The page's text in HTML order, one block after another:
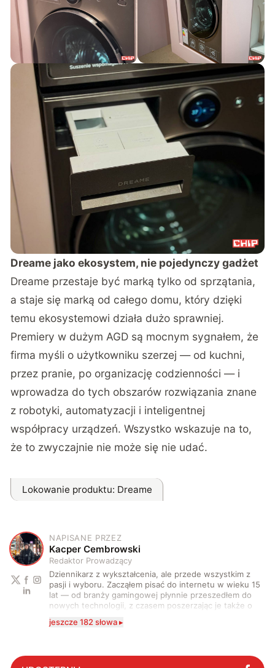
Dreame jako ekosystem, nie pojedynczy gadżet
Dreame przestaje być marką tylko od sprzątania,
a staje się marką od całego domu, który dzięki
temu ekosystemowi działa dużo sprawniej.
Premiery w dużym AGD są mocnym sygnałem, że
firma myśli o użytkowniku szerzej — od kuchni,
przez pranie, po organizację codzienności — i
wprowadza do tych obszarów rozwiązania znane
z robotyki, automatyzacji i inteligentnej
współpracy urządzeń. Wszystko wskazuje na to,
że to zwyczajnie nie może się nie udać.
Lokowanie produktu: Dreame
K
NAPISANE PRZEZ
Kacper Cembrowski
Redaktor Prowadzący
Dziennikarz z wykształcenia, ale przede wszystkim z
pasji i wyboru. Zacząłem pisać do internetu w wieku 15
lat — od branży gamingowej płynnie przeszedłem do
nowych technologii, z czasem poszerzając je także o
częściej stawać przed kamerą i za nią. Na co dzień
recenzje, felietony i scenariusze, nagrywam oraz
jeszcze 182 słowa ▸